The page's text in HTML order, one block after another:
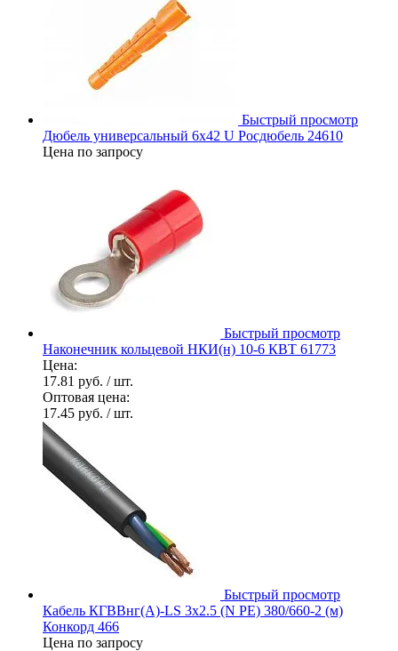
Быстрый просмотр
Дюбель универсальный 6х42 U Росдюбель 24610
Цена по запросу
Быстрый просмотр
Наконечник кольцевой НКИ(н) 10-6 КВТ 61773
Цена:
17.81 руб. / шт.
Оптовая цена:
17.45 руб. / шт.
Быстрый просмотр
Кабель КГВВнг(А)-LS 3х2.5 (N PE) 380/660-2 (м)
Конкорд 466
Цена по запросу